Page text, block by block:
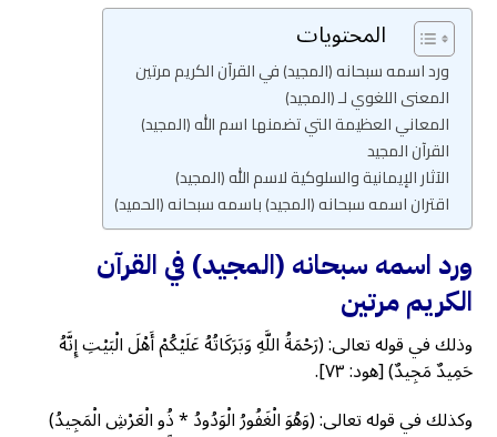
المحتويات
ورد اسمه سبحانه (المجيد) في القرآن الكريم مرتين
المعنى اللغوي لـ (المجيد)
المعاني العظيمة التي تضمنها اسم الله (المجيد)
القرآن المجيد
الآثار الإيمانية والسلوكية لاسم الله (المجيد)
اقتران اسمه سبحانه (المجيد) باسمه سبحانه (الحميد)
ورد اسمه سبحانه (المجيد) في القرآن
الكريم مرتين
وذلك في قوله تعالى: (رَحْمَةُ اللَّهِ وَبَرَكَاتُهُ عَلَيْكُمْ أَهْلَ الْبَيْتِ إِنَّهُ
حَمِيدٌ مَجِيدٌ) [هود: ٧٣].
وكذلك في قوله تعالى: (وَهُوَ الْغَفُورُ الْوَدُودُ * ذُو الْعَرْشِ الْمَجِيدُ)